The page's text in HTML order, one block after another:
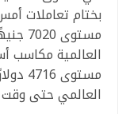
العالمي حتى وقت